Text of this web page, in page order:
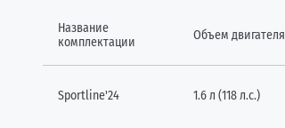
Название
комплектации
Объем двигателя
Sportline'24 1.6 л (118 л.с.)